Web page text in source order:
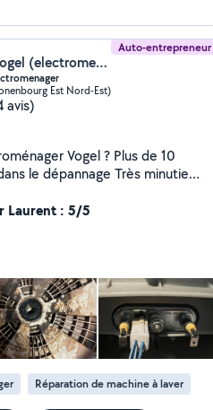
Auto-entrepreneur
Stéphane Vogel (electromenager vogel)
Est Nord-Est)
avis)
Vogel ? Plus de 10
Très minutieux
en
à domicile Lave-
aguerri à
Laurent : 5/5
Réparation de machine à laver